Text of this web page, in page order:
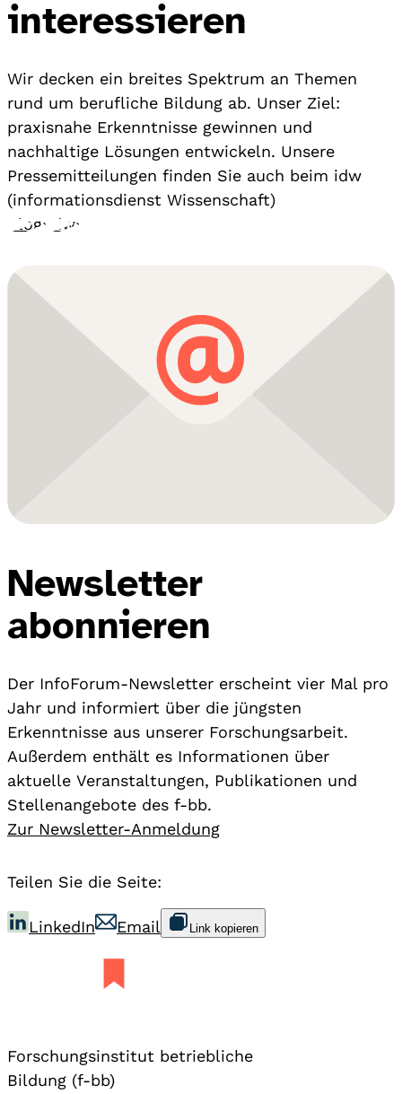
interessieren
Wir decken ein breites Spektrum an Themen
rund um berufliche Bildung ab. Unser Ziel:
praxisnahe Erkenntnisse gewinnen und
nachhaltige Lösungen entwickeln. Unsere
Pressemitteilungen finden Sie auch beim idw
(informationsdienst Wissenschaft)
Blog› idw›
Newsletter
abonnieren
Der InfoForum-Newsletter erscheint vier Mal pro
Jahr und informiert über die jüngsten
Erkenntnisse aus unserer Forschungsarbeit.
Außerdem enthält es Informationen über
aktuelle Veranstaltungen, Publikationen und
Stellenangebote des f-bb.
Zur Newsletter-Anmeldung
Teilen Sie die Seite:
LinkedIn Email Link kopieren
Forschungsinstitut betriebliche
Bildung (f-bb)